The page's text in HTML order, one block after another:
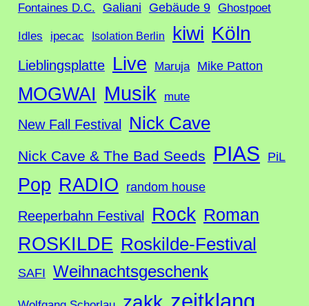
Fontaines D.C. Galiani Gebäude 9 Ghostpoet
Idles ipecac Isolation Berlin kiwi Köln
Lieblingsplatte Live Maruja Mike Patton
MOGWAI Musik mute
New Fall Festival Nick Cave
Nick Cave & The Bad Seeds PIAS PiL
Pop RADIO random house
Reeperbahn Festival Rock Roman
ROSKILDE Roskilde-Festival
SAFI Weihnachtsgeschenk